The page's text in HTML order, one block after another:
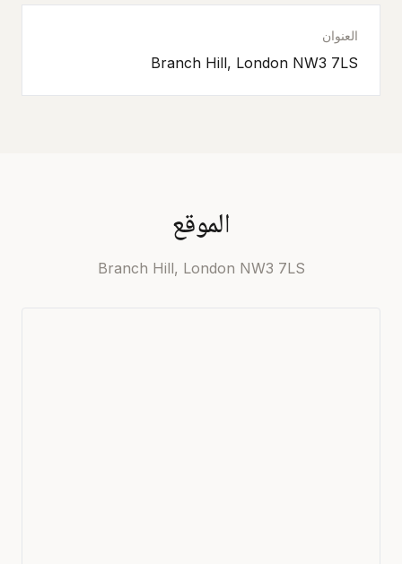
العنوان
Branch Hill, London NW3 7LS
الموقع
Branch Hill, London NW3 7LS